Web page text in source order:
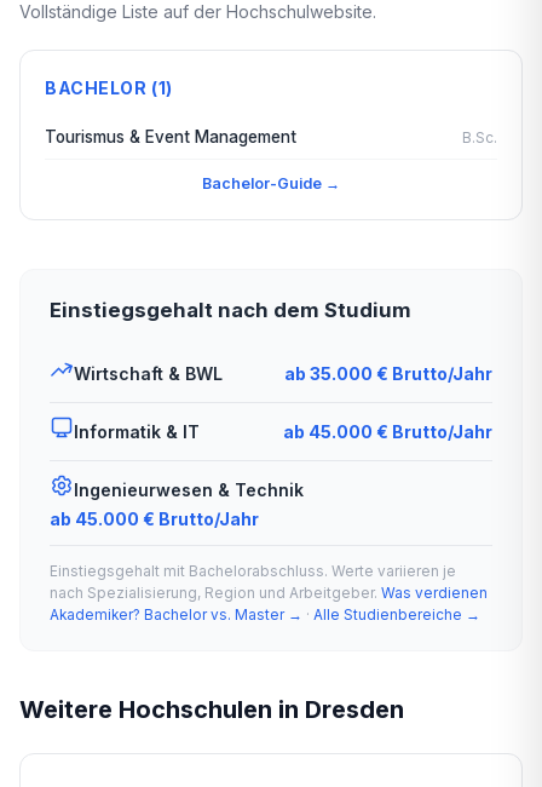
Vollständige Liste auf der Hochschulwebsite.
BACHELOR (1)
Tourismus & Event Management B.Sc.
Bachelor-Guide →
Einstiegsgehalt nach dem Studium
Wirtschaft & BWL ab 35.000 € Brutto/Jahr
Informatik & IT ab 45.000 € Brutto/Jahr
Ingenieurwesen & Technik
ab 45.000 € Brutto/Jahr
Einstiegsgehalt mit Bachelorabschluss. Werte variieren je
nach Spezialisierung, Region und Arbeitgeber. Was verdienen
Akademiker? Bachelor vs. Master → · Alle Studienbereiche →
Weitere Hochschulen in Dresden